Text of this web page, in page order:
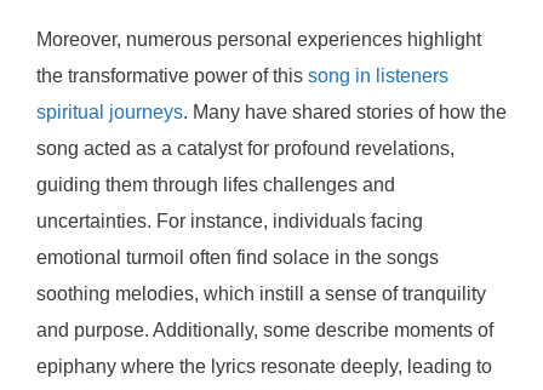
Moreover, numerous personal experiences highlight
the transformative power of this song in listeners
spiritual journeys. Many have shared stories of how the
song acted as a catalyst for profound revelations,
guiding them through lifes challenges and
uncertainties. For instance, individuals facing
emotional turmoil often find solace in the songs
soothing melodies, which instill a sense of tranquility
and purpose. Additionally, some describe moments of
epiphany where the lyrics resonate deeply, leading to